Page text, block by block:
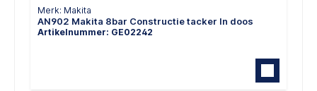
Merk: Makita
AN902 Makita 8bar Constructie tacker In doos
Artikelnummer: GE02242